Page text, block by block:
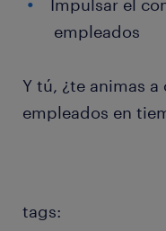
Impulsar el
empleados
Y tú, ¿te animas
empleados en
tags: